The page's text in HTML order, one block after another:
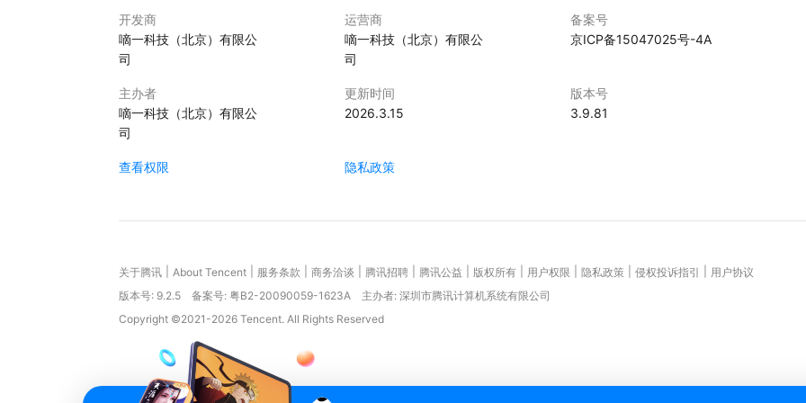
开发商
嘀一科技（北京）有限公
司
运营商
嘀一科技（北京）有限公
司
备案号
京ICP备15047025号-4A
主办者
嘀一科技（北京）有限公
司
更新时间
2026.3.15
版本号
3.9.81
查看权限 隐私政策
关于腾讯 About Tencent 服务条款 商务洽谈 腾讯招聘 腾讯公益 版权所有 用户权限 隐私政策 侵权投诉指引
用户协议
版本号: 9.2.5 备案号: 粤B2-20090059-1623A
主办者: 深圳市腾讯计算机系统有限公司
Copyright ©2021-2026 Tencent. All Rights Reserved